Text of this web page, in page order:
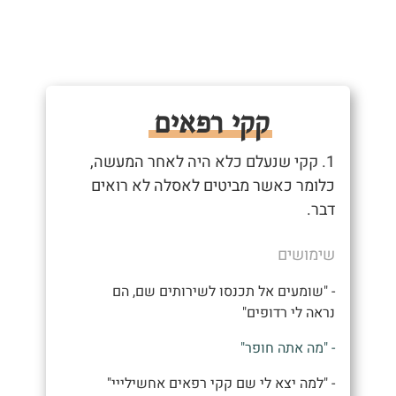
קקי רפאים
1. קקי שנעלם כלא היה לאחר המעשה,
כלומר כאשר מביטים לאסלה לא רואים
דבר.
שימושים
- "שומעים אל תכנסו לשירותים שם, הם
נראה לי רדופים"
- "מה אתה חופר"
- "למה יצא לי שם קקי רפאים אחשילייי"